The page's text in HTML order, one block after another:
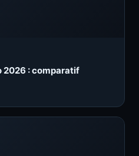
2026 : comparatif